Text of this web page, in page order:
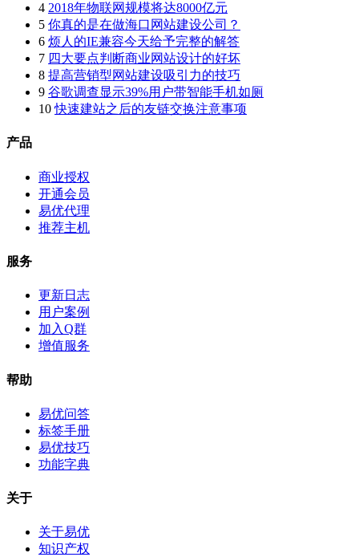
4 2018年物联网规模将达8000亿元
5 你真的是在做海口网站建设公司？
6 烦人的IE兼容今天给予完整的解答
7 四大要点判断商业网站设计的好坏
8 提高营销型网站建设吸引力的技巧
9 谷歌调查显示39%用户带智能手机如厕
10快速建站之后的友链交换注意事项
产品
商业授权
开通会员
易优代理
推荐主机
服务
更新日志
用户案例
加入Q群
增值服务
帮助
易优问答
标签手册
易优技巧
功能字典
关于
关于易优
知识产权